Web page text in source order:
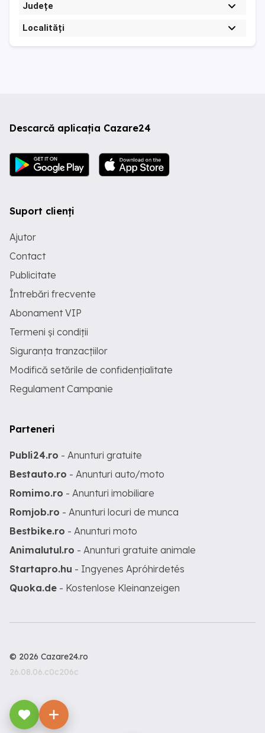
Județe
Localități
Descarcă aplicația Cazare24
Suport clienți
Ajutor
Contact
Publicitate
Întrebări frecvente
Abonament VIP
Termeni și condiții
Siguranța tranzacțiilor
Modifică setările de confidențialitate
Regulament Campanie
Parteneri
Publi24.ro - Anunturi gratuite
Bestauto.ro - Anunturi auto/moto
Romimo.ro - Anunturi imobiliare
Romjob.ro - Anunturi locuri de munca
Bestbike.ro - Anunturi moto
Animalutul.ro - Anunturi gratuite animale
Startapro.hu - Ingyenes Apróhirdetés
Quoka.de - Kostenlose Kleinanzeigen
© 2026 Cazare24.ro
26.08.06.c0c206c